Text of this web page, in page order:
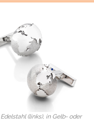
(links), in Gelb- oder